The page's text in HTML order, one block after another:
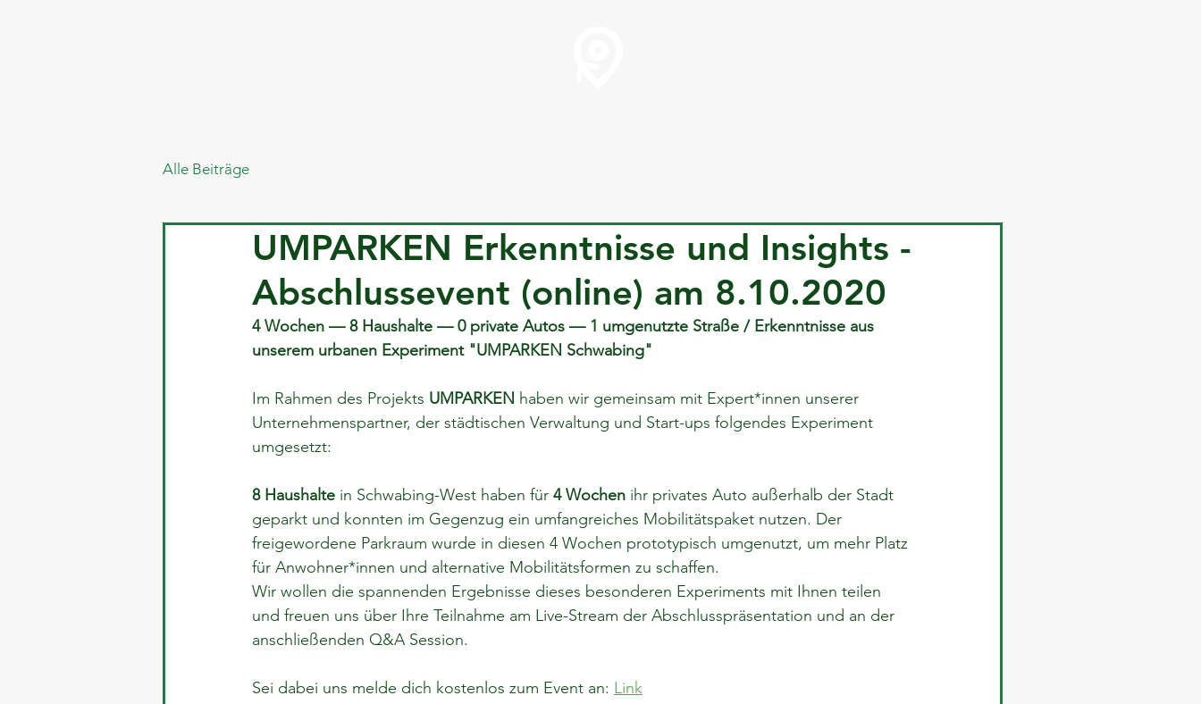
Alle Beiträge
UMPARKEN Erkenntnisse und Insights -
Abschlussevent (online) am 8.10.2020
4 Wochen — 8 Haushalte — 0 private Autos — 1 umgenutzte Straße / Erkenntnisse aus
unserem urbanen Experiment "UMPARKEN Schwabing"
Im Rahmen des Projekts UMPARKEN haben wir gemeinsam mit Expert*innen unserer
Unternehmenspartner, der städtischen Verwaltung und Start-ups folgendes Experiment
umgesetzt:
8 Haushalte in Schwabing-West haben für 4 Wochen ihr privates Auto außerhalb der Stadt
geparkt und konnten im Gegenzug ein umfangreiches Mobilitätspaket nutzen. Der
freigewordene Parkraum wurde in diesen 4 Wochen prototypisch umgenutzt, um mehr Platz
für Anwohner*innen und alternative Mobilitätsformen zu schaffen.
Wir wollen die spannenden Ergebnisse dieses besonderen Experiments mit Ihnen teilen
und freuen uns über Ihre Teilnahme am Live-Stream der Abschlusspräsentation und an der
anschließenden Q&A Session.
Sei dabei uns melde dich kostenlos zum Event an: Link